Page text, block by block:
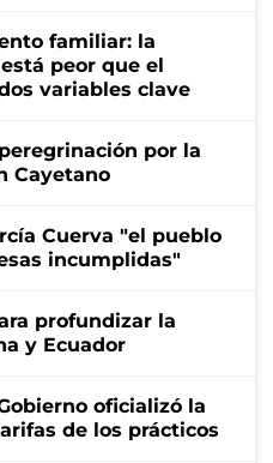
familiar: la
peor que el
variables clave
por la
Cayetano
Cuerva "el pueblo
incumplidas"
profundizar la
y Ecuador
oficializó la
de los prácticos